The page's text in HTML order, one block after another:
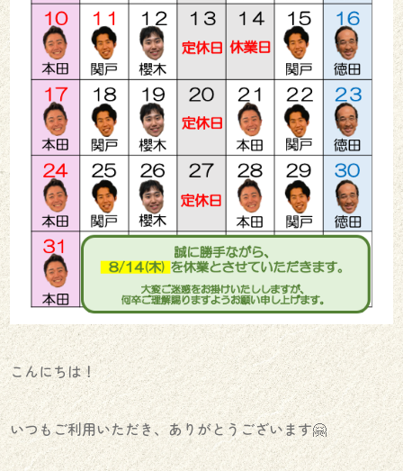
こんにちは！
いつもご利用いただき、ありがとうございます🤗